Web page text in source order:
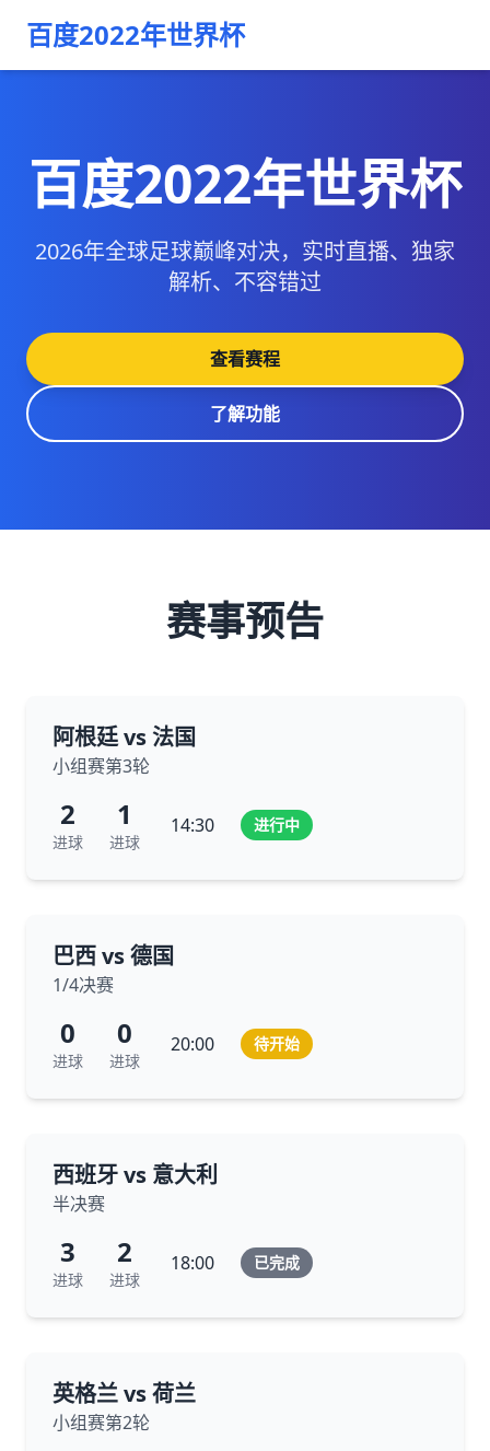
百度2022年世界杯
百度2022年世界杯
2026年全球足球巅峰对决，实时直播、独家
解析、不容错过
查看赛程
了解功能
赛事预告
阿根廷 vs 法国
小组赛第3轮
2
进球
1
进球
14:30 进行中
巴西 vs 德国
1/4决赛
0
进球
0
进球
20:00 待开始
西班牙 vs 意大利
半决赛
3
进球
2
进球
18:00 已完成
英格兰 vs 荷兰
小组赛第2轮